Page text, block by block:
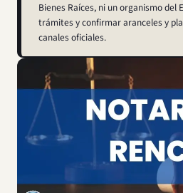
Bienes Raíces, ni un organismo del
trámites y confirmar aranceles y
canales oficiales.